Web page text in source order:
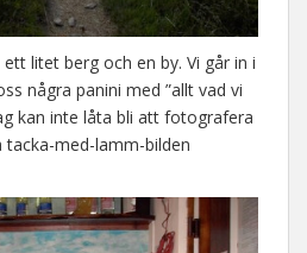
litet berg och en by. Vi går in i
några panini med ”allt vad vi
kan inte låta bli att fotografera
tacka-med-lamm-bilden